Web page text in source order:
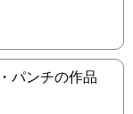
パンチの作品